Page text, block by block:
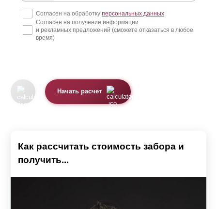
Согласен на обработку персональных данных
Согласен на получение информации
и рекламных предложений (сможете отказаться в любое
время)
Начать расчет
Как рассчитать стоимость забора и
получить...